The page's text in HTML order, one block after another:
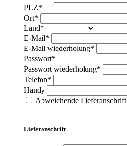
PLZ*
Ort*
Land*
E-Mail*
E-Mail wiederholung*
Passwort*
Passwort wiederholung*
Telefon*
Handy
Abweichende Lieferanschrift
Lieferanschrift